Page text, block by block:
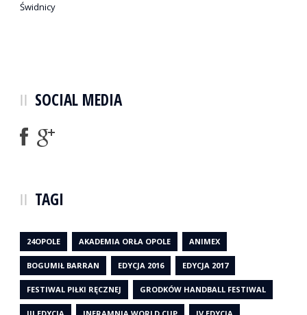
Świdnicy
SOCIAL MEDIA
TAGI
24OPOLE AKADEMIA ORŁA OPOLE ANIMEX
BOGUMIŁ BARRAN EDYCJA 2016 EDYCJA 2017
FESTIWAL PIŁKI RĘCZNEJ GRODKÓW HANDBALL FESTIWAL